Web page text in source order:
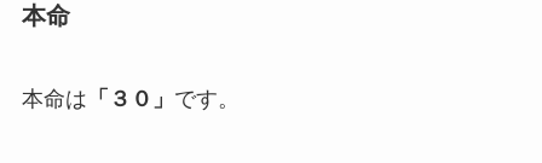
本命
本命は 「３０」 です。